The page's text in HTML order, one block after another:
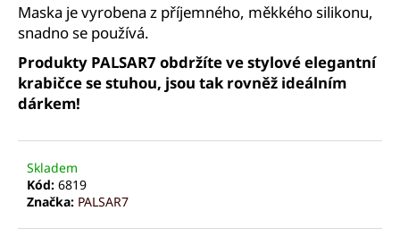
Maska je vyrobena z příjemného, měkkého silikonu,
snadno se používá.
Produkty PALSAR7 obdržíte ve stylové elegantní
krabičce se stuhou, jsou tak rovněž ideálním
dárkem!
Skladem
Kód: 6819
Značka: PALSAR7
PALSAR7
GALVANICKÁ
ŽEHLIČKA
NA
OBLIČEJ
5V1
1
Kč